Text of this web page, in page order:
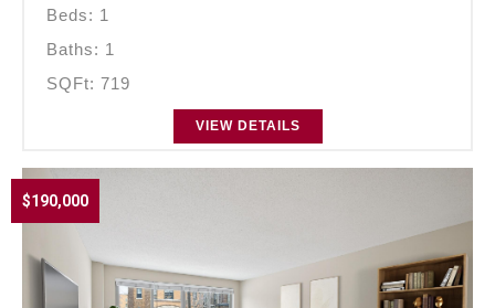
Beds: 1
Baths: 1
SQFt: 719
VIEW DETAILS
$190,000